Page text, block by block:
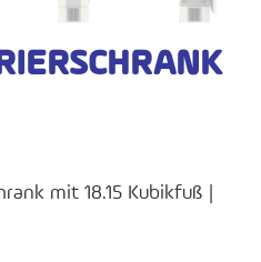
mit 18.15 Kubikfuß |